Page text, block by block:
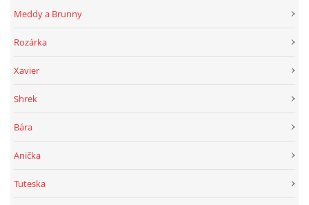
Meddy a Brunny
Rozárka
Xavier
Shrek
Bára
Anička
Tuteska